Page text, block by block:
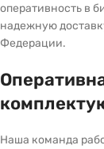
оперативность в
надежную
Федерации.
Наша команда